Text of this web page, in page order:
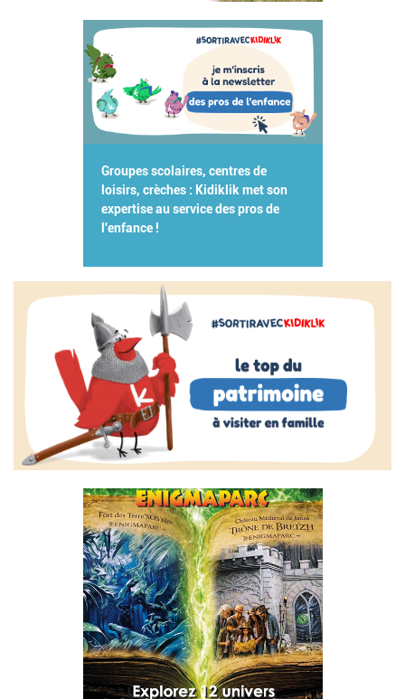
Groupes scolaires, centres de
loisirs, crèches : Kidiklik met son
expertise au service des pros de
l'enfance !